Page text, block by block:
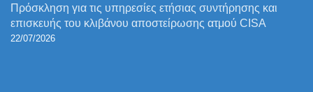
Πρόσκληση για τις υπηρεσίες ετήσιας συντήρησης και
επισκευής του κλιβάνου αποστείρωσης ατμού CISA
22/07/2026